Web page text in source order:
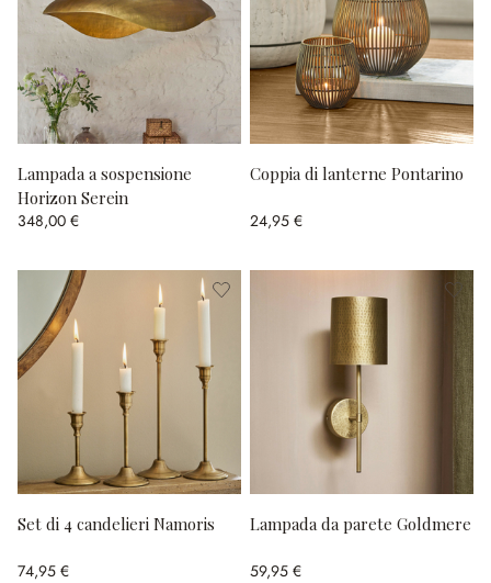
Lampada a sospensione
Horizon Serein
348,00 €
Coppia di lanterne Pontarino
24,95 €
Set di 4 candelieri Namoris
74,95 €
Lampada da parete Goldmere
59,95 €